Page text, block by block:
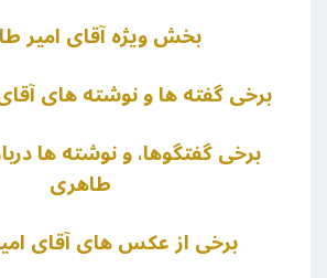
بخش ويژه آقای امیر
برخی گفته ها و نوشته های
برخی گفتگوها، و نوشته ها
طاهری
برخی از عکس های آقای